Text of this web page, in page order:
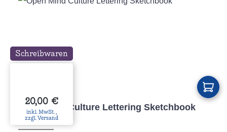
Open Mind Culture Lettering Sketchbook
Regulärer Preis:
20,00 €
inkl. MwSt. ,
zzgl. Versand
Schreibwaren